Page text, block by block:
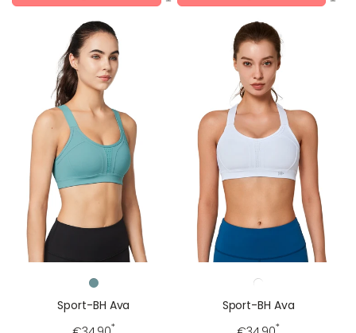
Sport-BH Ava
Regulärer
*
Sport-BH Ava
Regulärer
*